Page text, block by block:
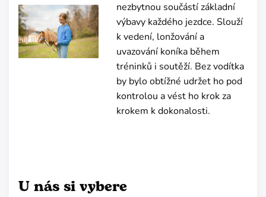
nezbytnou součástí základní
výbavy každého jezdce. Slouží
k vedení, lonžování a
uvazování koníka během
tréninků i soutěží. Bez vodítka
by bylo obtížné udržet ho pod
kontrolou a vést ho krok za
krokem k dokonalosti.
U nás si vybere